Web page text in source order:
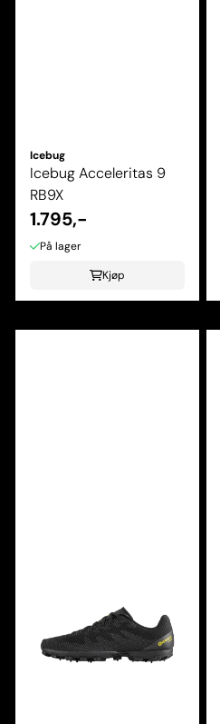
Icebug
Icebug Acceleritas 9
RB9X
1.795,-
På lager
Kjøp